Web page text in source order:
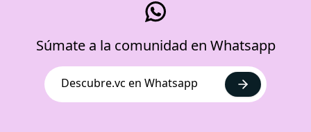
Súmate a la comunidad en Whatsapp
Descubre.vc en Whatsapp